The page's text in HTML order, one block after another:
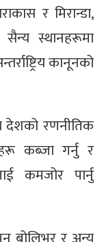
र मिरान्डा,
स्थानहरूमा
कानूनको
रणनीतिक
कब्जा गर्नु र
कमजोर पार्नु